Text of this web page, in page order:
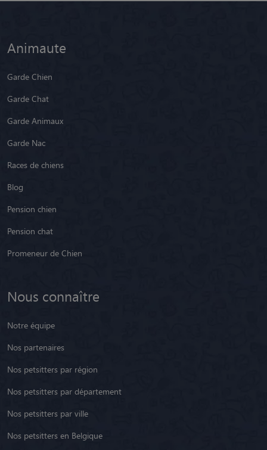
Animaute
Garde Chien
Garde Chat
Garde Animaux
Garde Nac
Races de chiens
Blog
Pension chien
Pension chat
Promeneur de Chien
Nous connaître
Notre équipe
Nos partenaires
Nos petsitters par région
Nos petsitters par département
Nos petsitters par ville
Nos petsitters en Belgique